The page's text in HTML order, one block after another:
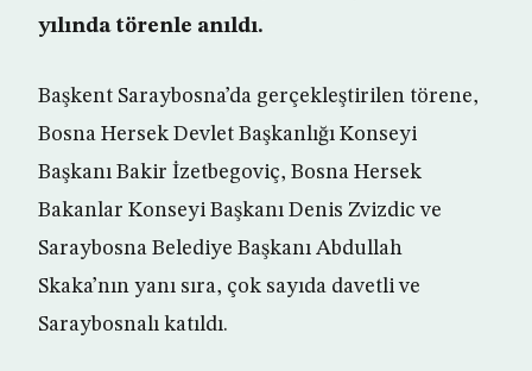
yılında törenle anıldı.
Başkent Saraybosna’da gerçekleştirilen törene,
Bosna Hersek Devlet Başkanlığı Konseyi
Başkanı Bakir İzetbegoviç, Bosna Hersek
Bakanlar Konseyi Başkanı Denis Zvizdic ve
Saraybosna Belediye Başkanı Abdullah
Skaka’nın yanı sıra, çok sayıda davetli ve
Saraybosnalı katıldı.